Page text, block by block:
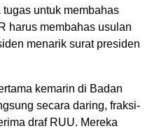
untuk membahas
harus membahas usulan
menarik surat presiden
kemarin di Badan
secara daring, fraksi-
draf RUU. Mereka